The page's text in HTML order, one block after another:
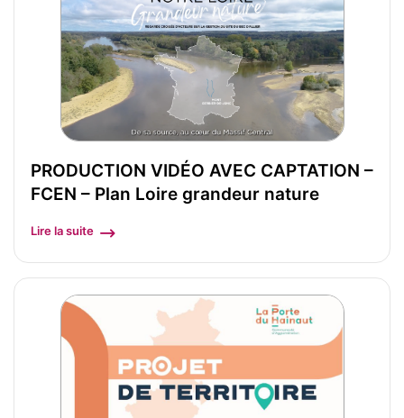
PRODUCTION VIDÉO AVEC CAPTATION –
FCEN – Plan Loire grandeur nature
Lire la suite